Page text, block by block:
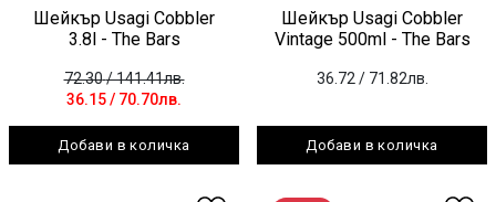
Шейкър Usagi Cobbler
3.8l - The Bars
72.30/ 141.41лв.
36.15/ 70.70лв.
Добави в количка
Шейкър Usagi Cobbler
Vintage 500ml - The Bars
36.72 / 71.82лв.
Добави в количка